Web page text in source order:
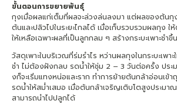
ขั้นตอนการขยายพันธุ์
กุงเมื่อผลแก่เต็มที่ผลจะล่วงล่นลงมา แต่ผลของต้นกุ
ต้นและปลิวไปในระยะไกลได้ เมื่อเก็บรวบรวมผลกุง
ให้เหลือเฉพาะผลที่เป็นลูกกลม ๆ สร้างกระบะเพาะชำ
วัสดุเพาะในบริเวณที่ร่มรำไร หว่านผลกุงในกระบะเพาะ
ชำ ไม่ต้องฝังกลบ รดน้ำให้ชุ่ม 2 – 3 วันต่อครั้ง ปร
งก็จะเริ่มแทงหน่อและราก ทำการย้ายต้นกล้าอ่อนเข้า
รดน้ำให้สม่ำเสมอ เมื่อต้นกล้าเจริญเติบโตสูงประมา
สามารถนำไปปลูกได้